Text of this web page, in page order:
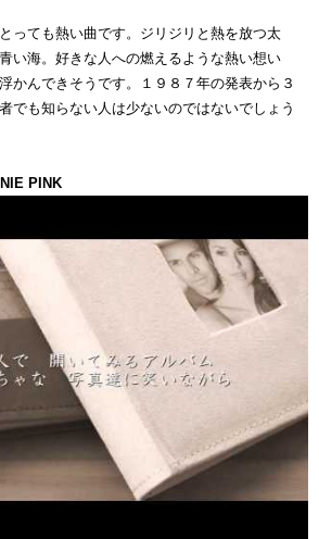
っても熱い曲です。ジリジリと熱を放つ太
い海。好きな人への燃えるような熱い想い
かんできそうです。１９８７年の発表から３
でも知らない人は少ないのではないでしょう
PINK